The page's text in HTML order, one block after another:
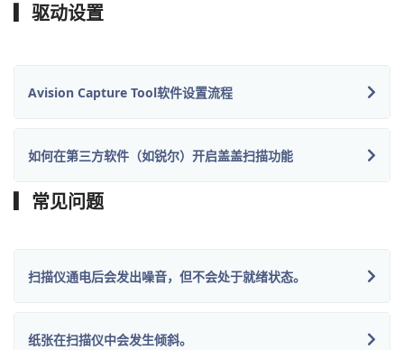
▎驱动设置
Avision Capture Tool软件设置流程
如何在第三方软件（如锐尔）开启盖盖扫描功能
▎常见问题
扫描仪通电后会发出噪音，但不会处于就绪状态。
纸张在扫描仪中会发生倾斜。